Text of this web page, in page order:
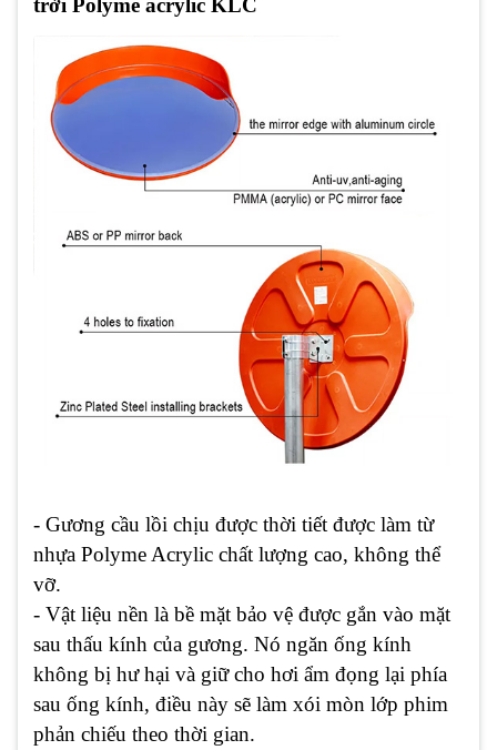
trời Polyme acrylic KLC
- Gương cầu lồi chịu được thời tiết được làm từ
nhựa Polyme Acrylic chất lượng cao, không thể
vỡ.
- Vật liệu nền là bề mặt bảo vệ được gắn vào mặt
sau thấu kính của gương. Nó ngăn ống kính
không bị hư hại và giữ cho hơi ẩm đọng lại phía
sau ống kính, điều này sẽ làm xói mòn lớp phim
phản chiếu theo thời gian.